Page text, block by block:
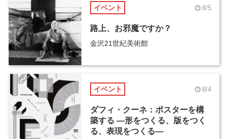
イベント 8/5
路上、お邪魔ですか？
金沢21世紀美術館
イベント 8/4
ダフィ・クーネ：ポスターを構
築する ―形をつくる、版をつく
る、表現をつくる―